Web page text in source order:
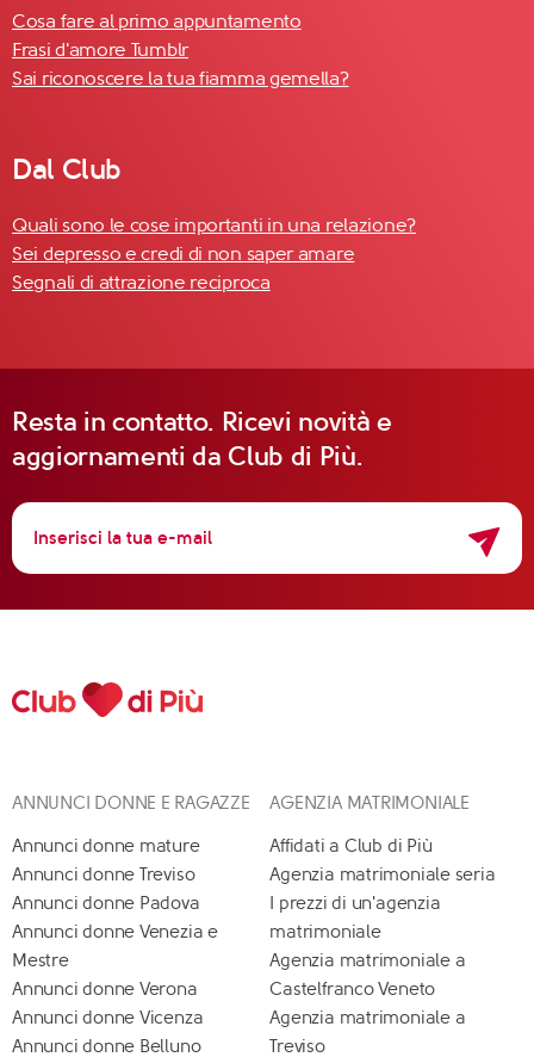
Cosa fare al primo appuntamento
Frasi d'amore Tumblr
Sai riconoscere la tua fiamma gemella?
Dal Club
Quali sono le cose importanti in una relazione?
Sei depresso e credi di non saper amare
Segnali di attrazione reciproca
Resta in contatto. Ricevi novità e
aggiornamenti da Club di Più.
ANNUNCI DONNE E RAGAZZE
Annunci donne mature
Annunci donne Treviso
Annunci donne Padova
Annunci donne Venezia e
Mestre
Annunci donne Verona
Annunci donne Vicenza
Annunci donne Belluno
AGENZIA MATRIMONIALE
Affidati a Club di Più
Agenzia matrimoniale seria
I prezzi di un'agenzia
matrimoniale
Agenzia matrimoniale a
Castelfranco Veneto
Agenzia matrimoniale a
Treviso